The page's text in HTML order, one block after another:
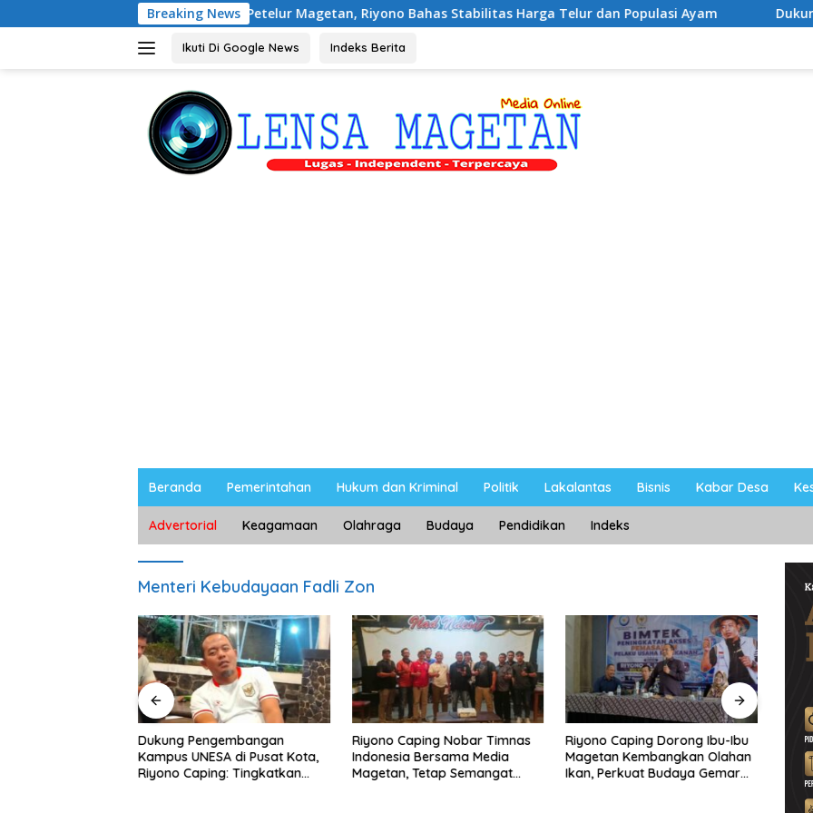
ke
Breaking News
dengan Peternak Petelur Magetan, Riyono Bahas Stabilitas Harga Telur dan Populasi Ayam Dukung
Ikuti Di Google News Indeks Berita
Beranda Pemerintahan Hukum dan Kriminal Politik Lakalantas Bisnis Kabar Desa
Advertorial Keagamaan Olahraga Budaya Pendidikan Indeks
Menteri Kebudayaan Fadli Zon
Dukung Pengembangan
Kampus UNESA di Pusat Kota,
Riyono Caping: Tingkatkan
Riyono Caping Nobar Timnas
Indonesia Bersama Media
Magetan, Tetap Semangat
Riyono Caping Dorong Ibu-Ibu
Magetan Kembangkan Olahan
Ikan, Perkuat Budaya Gemar